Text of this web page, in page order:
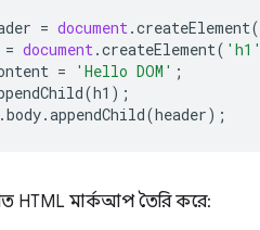
= document.createElement(
= document.createElement( 'h1'
= 'Hello DOM' ;
(h1 );
.body.appendChild(header);
HTML মার্কআপ তৈরি করে: